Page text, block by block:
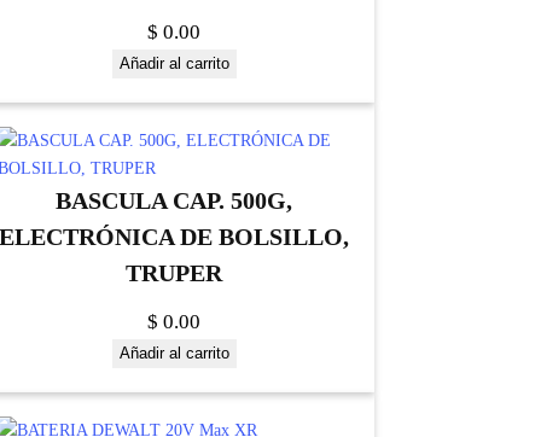
$ 0.00
Añadir al carrito
BASCULA CAP. 500G,
ELECTRÓNICA DE BOLSILLO,
TRUPER
$ 0.00
Añadir al carrito